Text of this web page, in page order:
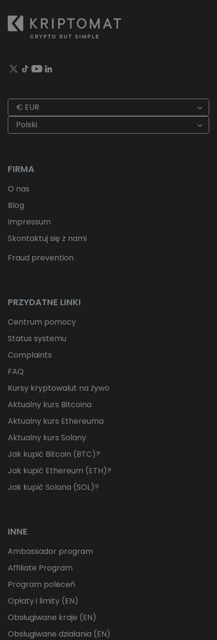
€ EUR
Polski
FIRMA
O nas
Blog
Impressum
Skontaktuj się z nami
Fraud prevention
PRZYDATNE LINKI
Centrum pomocy
Status systemu
Complaints
FAQ
Kursy kryptowalut na żywo
Aktualny kurs Bitcoina
Aktualny kurs Ethereuma
Aktualny kurs Solany
Jak kupić Bitcoin (BTC)?
Jak kupić Ethereum (ETH)?
Jak kupić Solana (SOL)?
INNE
Ambassador program
Affiliate Program
Program poleceń
Opłaty i limity (EN)
Obsługiwane kraje (EN)
Obsługiwane działania (EN)